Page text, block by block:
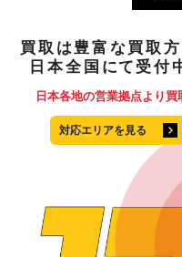
買取 は豊富な買取
日本全国 にて 受付
日本各地の営業拠点より買
対応エリアを見る